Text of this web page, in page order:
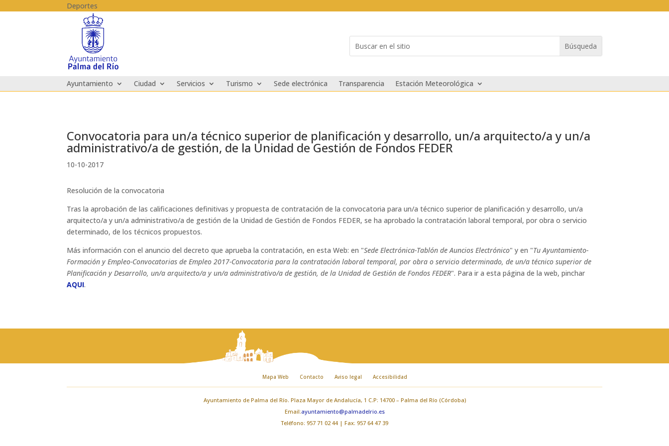
Deportes
for...
Ayuntamiento Ciudad Servicios Turismo Sede electrónica Transparencia Estación Meteorológica
Convocatoria para un/a técnico superior de planificación y desarrollo, un/a arquitecto/a y un/a
administrativo/a de gestión, de la Unidad de Gestión de Fondos FEDER
10-10-2017
Resolución de la convocatoria
Tras la aprobación de las calificaciones definitivas y propuesta de contratación de la convocatoria para un/a técnico superior de planificación y desarrollo, un/a
arquitecto/a y un/a administrativo/a de gestión de la Unidad de Gestión de Fondos FEDER, se ha aprobado la contratación laboral temporal, por obra o servicio
determinado, de los técnicos propuestos.
Más información con el anuncio del decreto que aprueba la contratación, en esta Web: en "Sede Electrónica-Tablón de Auncios Electrónico" y en "Tu Ayuntamiento-
Formación y Empleo-Convocatorias de Empleo 2017-Convocatoria para la contratación laboral temporal, por obra o servicio determinado, de un/a técnico superior de
Planificación y Desarrollo, un/a arquitecto/a y un/a administrativo/a de gestión, de la Unidad de Gestión de Fondos FEDER". Para ir a esta página de la web, pinchar
AQUI.
Mapa Web Contacto Aviso legal Accesibilidad
Ayuntamiento de Palma del Río. Plaza Mayor de Andalucía, 1 C.P: 14700 – Palma del Río (Córdoba)
Email:ayuntamiento@palmadelrio.es
Teléfono: 957 71 02 44 | Fax: 957 64 47 39